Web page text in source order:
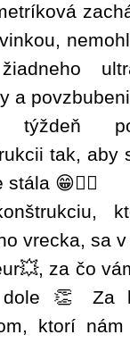
a
týždeň
tak, aby
stála 😁🤷‍♀️
vrecka, sa
za čo
dole 👏 Za
ktorí